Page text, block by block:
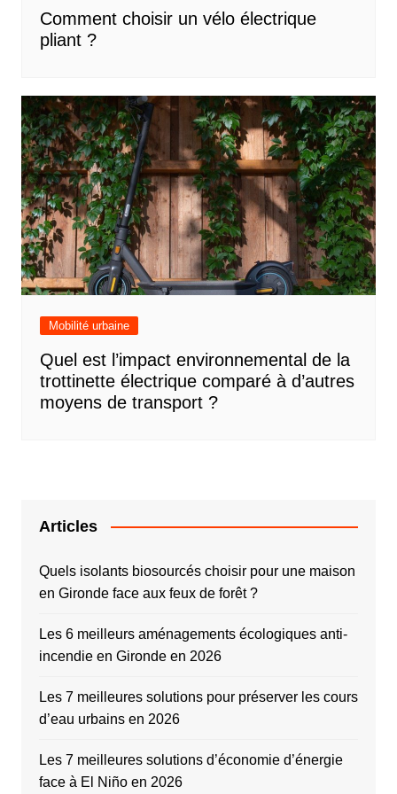
Comment choisir un vélo électrique
pliant ?
Mobilité urbaine
Quel est l’impact environnemental de la
trottinette électrique comparé à d’autres
moyens de transport ?
Articles
Quels isolants biosourcés choisir pour une maison
en Gironde face aux feux de forêt ?
Les 6 meilleurs aménagements écologiques anti-
incendie en Gironde en 2026
Les 7 meilleures solutions pour préserver les cours
d’eau urbains en 2026
Les 7 meilleures solutions d’économie d’énergie
face à El Niño en 2026